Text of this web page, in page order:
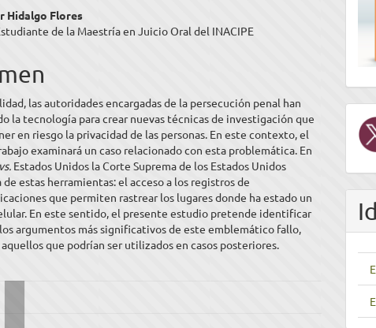
Hidalgo Flores
de la Maestría en Juicio Oral del INACIPE
las autoridades encargadas de la persecución penal han
la tecnología para crear nuevas técnicas de investigación que
en riesgo la privacidad de las personas. En este contexto, el
examinará un caso relacionado con esta problemática. En
vs. Estados Unidos la Corte Suprema de los Estados Unidos
de estas herramientas: el acceso a los registros de
que permiten rastrear los lugares donde ha estado un
En este sentido, el presente estudio pretende identificar
argumentos más significativos de este emblemático fallo,
que podrían ser utilizados en casos posteriores.